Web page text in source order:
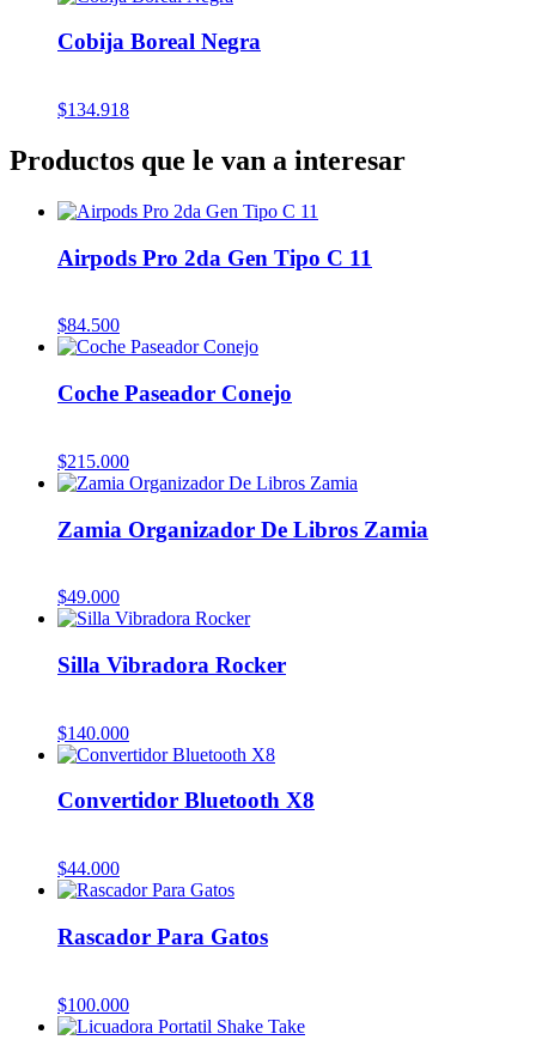
Cobija Boreal Negra
$134.918
Productos que le van a interesar
Airpods Pro 2da Gen Tipo C 11
$84.500
Coche Paseador Conejo
$215.000
Zamia Organizador De Libros Zamia
$49.000
Silla Vibradora Rocker
$140.000
Convertidor Bluetooth X8
$44.000
Rascador Para Gatos
$100.000